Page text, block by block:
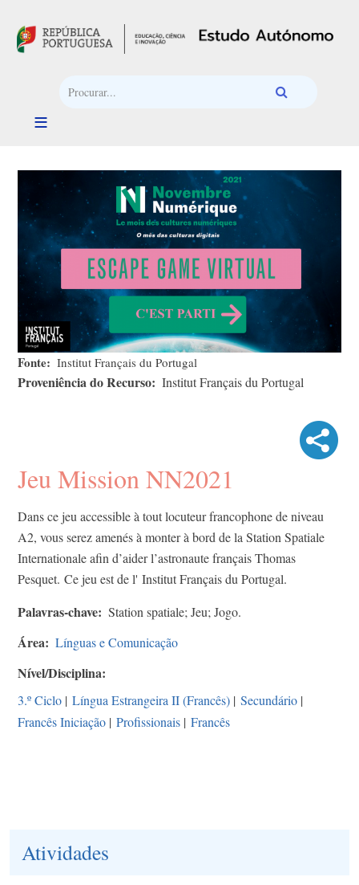
Fonte Institut Français du Portugal
Proveniência do Recurso Institut Français du Portugal
Jeu Mission NN2021
Dans ce jeu accessible à tout locuteur francophone de niveau
A2, vous serez amenés à monter à bord de la Station Spatiale
Internationale afin d’aider l’astronaute français Thomas
Pesquet. Ce jeu est de l' Institut Français du Portugal.
Palavras-chave Station spatiale; Jeu; Jogo.
Área Línguas e Comunicação
Nível/Disciplina
3.º Ciclo | Língua Estrangeira II (Francês) | Secundário |
Francês Iniciação | Profissionais | Francês
Atividades